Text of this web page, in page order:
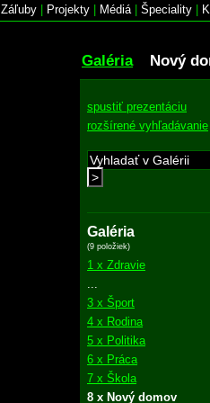
Záľuby Projekty Médiá| Špeciality
Galéria Nový
spustiť prezentáciu
rozšírené vyhľadávanie
>
Galéria
(9 položiek)
1 x Zdravie
3 x Šport
4 x Rodina
5 x Politika
6 x Práca
7 x Škola
8 x Nový domov